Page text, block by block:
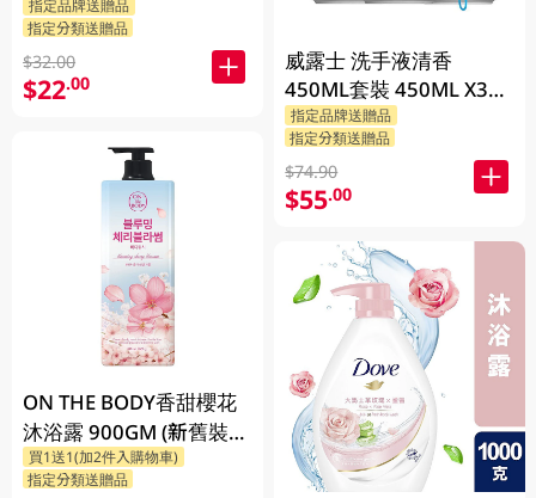
指定品牌送贈品
指定分類送贈品
$32.00
$22.00
ON THE BODY香甜櫻花
沐浴露 900GM (新舊裝隨
機發貨)
買1送1(加2件入購物車)
指定分類送贈品
威露士 洗手液清香
450ML套裝 450ML X3
BP
指定品牌送贈品
指定分類送贈品
$74.90
$55.00